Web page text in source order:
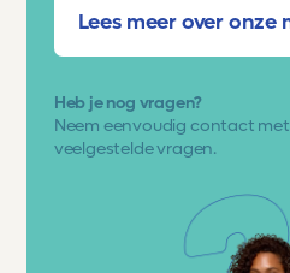
Lees meer over onze
Heb je nog vragen?
Neem eenvoudig contact
veelgestelde vragen.